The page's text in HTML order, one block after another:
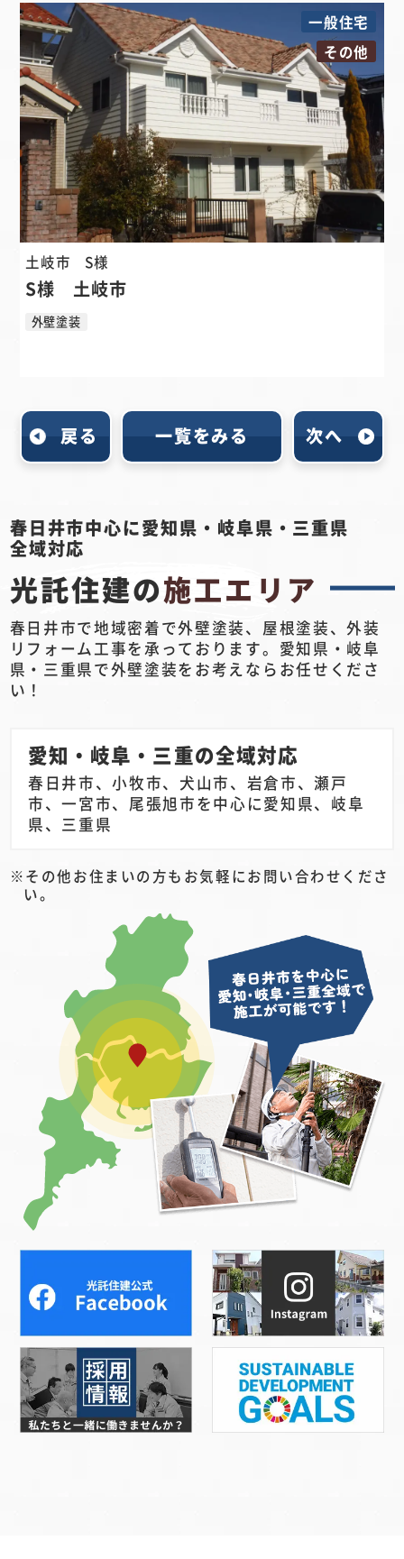
一般住宅
その他
土岐市 S様
S様 土岐市
外壁塗装
戻る 一覧をみる 次へ
春日井市中心に愛知県・岐阜県・三重県
全域対応
光託住建の施工エリア
春日井市で地域密着で外壁塗装、屋根塗装、外装
リフォーム工事を承っております。愛知県・岐阜
県・三重県で外壁塗装をお考えならお任せくださ
い！
愛知・岐阜・三重の全域対応
春日井市、小牧市、犬山市、岩倉市、瀬戸
市、一宮市、尾張旭市を中心に愛知県、岐阜
県、三重県
その他お住まいの方もお気軽にお問い合わせくださ
い。